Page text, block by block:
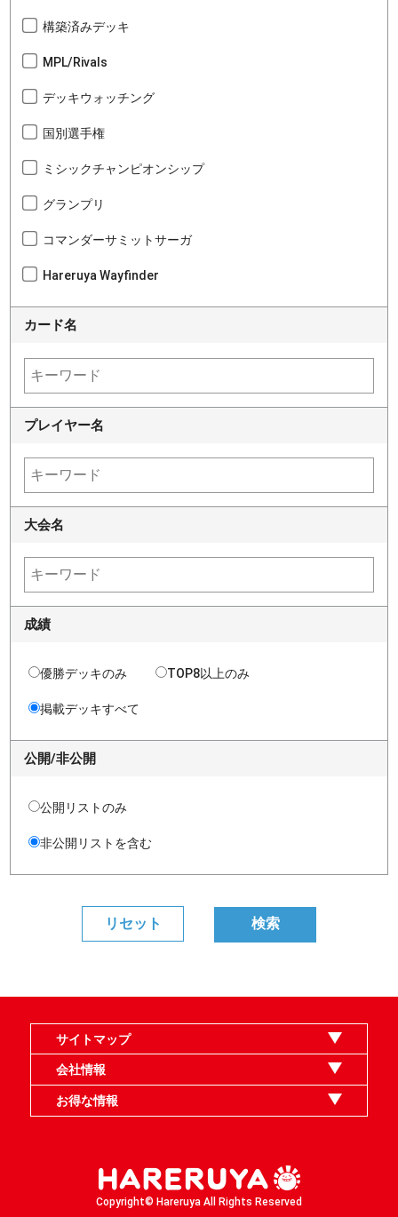
構築済みデッキ
MPL/Rivals
デッキウォッチング
国別選手権
ミシックチャンピオンシップ
グランプリ
コマンダーサミットサーガ
Hareruya Wayfinder
カード名
プレイヤー名
大会名
成績
優勝デッキのみ TOP8以上のみ
掲載デッキすべて
公開/非公開
公開リストのみ
非公開リストを含む
サイトマップ
オンラインショップ
買取
記事
選手一覧
デッキ検索
デッキ構築
イベント・大会
店舗のご案内
お問い合わせ
ヘルプ
FAQ
会社情報
利用規約
スタッフ募集
特定商取引法表示
個人情報保護指針
企業情報
お得な情報
Copyright© Hareruya All Rights Reserved